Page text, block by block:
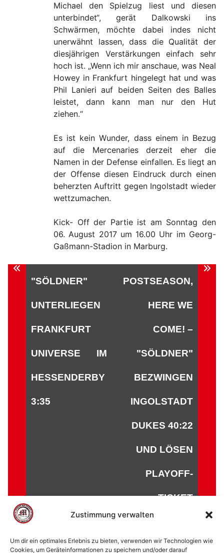
Zustimmung verwalten
Um dir ein optimales Erlebnis zu bieten, verwenden wir Technologien wie
Cookies, um Geräteinformationen zu speichern und/oder darauf
Michael den Spielzug liest und diesen
unterbindet“, gerät Dalkowski ins
Schwärmen, möchte dabei indes nicht
unerwähnt lassen, dass die Qualität der
diesjährigen Verstärkungen einfach sehr
hoch ist. „Wenn ich mir anschaue, was Neal
Howey in Frankfurt hingelegt hat und was
Phil Lanieri auf beiden Seiten des Balles
leistet, dann kann man nur den Hut
ziehen.“
Es ist kein Wunder, dass einem in Bezug
auf die Mercenaries derzeit eher die
Namen in der Defense einfallen. Es liegt an
der Offense diesen Eindruck durch einen
beherzten Auftritt gegen Ingolstadt wieder
wettzumachen.
Kick- Off der Partie ist am Sonntag den
06. August 2017 um 16.00 Uhr im Georg-
Gaßmann-Stadion in Marburg.
Beitragsnavigation
"SÖLDNER"
UNTERLIEGEN
FRANKFURT
UNIVERSE IM
HESSENDERBY
3:35
POSTSEASON,
HERE WE
COME! –
"SÖLDNER"
BEZWINGEN
INGOLSTADT
DUKES 40:22
UND LÖSEN
PLAYOFF-
TICKET